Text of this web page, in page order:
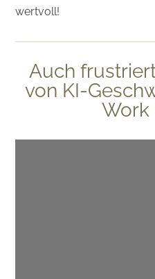
wertvoll!
Auch
von KI-
Work